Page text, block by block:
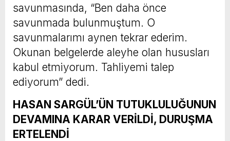
savunmasında, “Ben daha önce
savunmada bulunmuştum. O
savunmalarımı aynen tekrar ederim.
Okunan belgelerde aleyhe olan hususları
kabul etmiyorum. Tahliyemi talep
ediyorum” dedi.
HASAN SARGÜL’ÜN TUTUKLULUĞUNUN
DEVAMINA KARAR VERİLDİ, DURUŞMA
ERTELENDİ